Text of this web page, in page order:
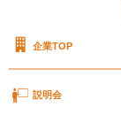
企業TOP
説明会